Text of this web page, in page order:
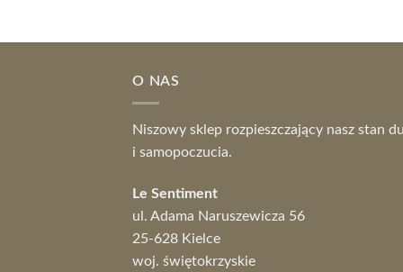
O NAS
Niszowy sklep rozpieszczający nasz stan
i samopoczucia.
Le Sentiment
ul. Adama Naruszewicza 56
25-628 Kielce
woj. świętokrzyskie